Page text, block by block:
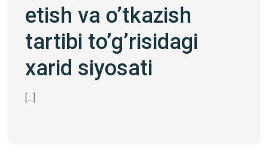
etish va o’tkazish
tartibi to’g’risidagi
xarid siyosati
[...]